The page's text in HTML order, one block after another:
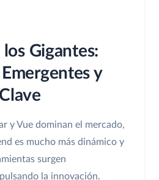
Gigantes:
y
y Vue dominan el mercado,
es mucho más dinámico y
surgen
la innovación.